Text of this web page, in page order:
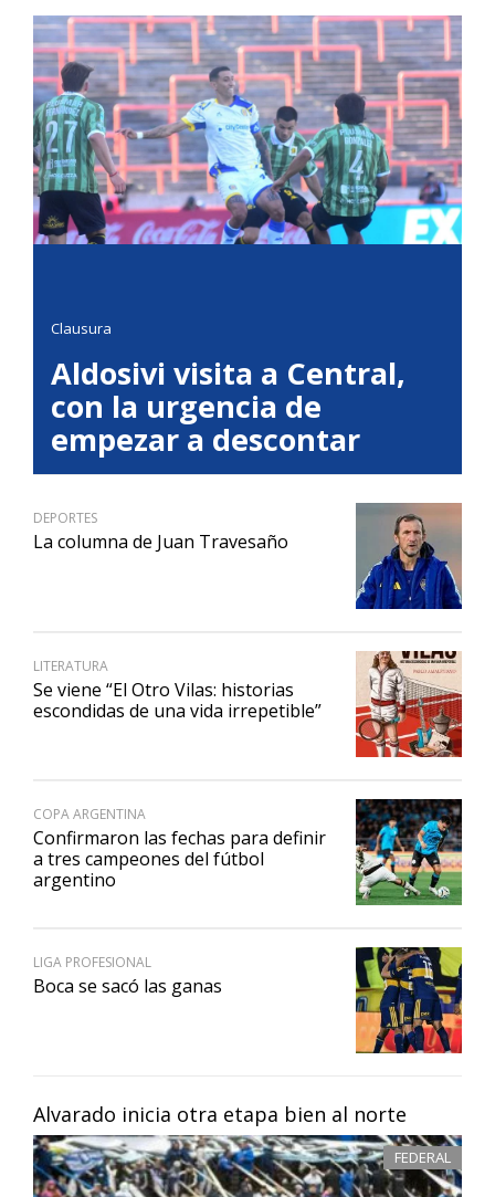
Alvarado inicia otra etapa bien al norte
FEDERAL
Clausura
Aldosivi visita a Central,
con la urgencia de
empezar a descontar
DEPORTES
La columna de Juan Travesaño
LITERATURA
Se viene “El Otro Vilas: historias
escondidas de una vida irrepetible”
COPA ARGENTINA
Confirmaron las fechas para definir
a tres campeones del fútbol
argentino
LIGA PROFESIONAL
Boca se sacó las ganas